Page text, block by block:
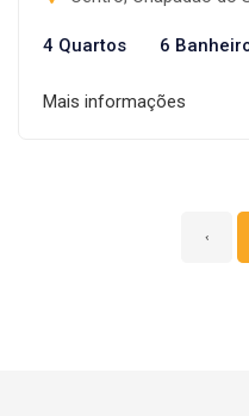
4 Quartos 6
Mais informações
‹